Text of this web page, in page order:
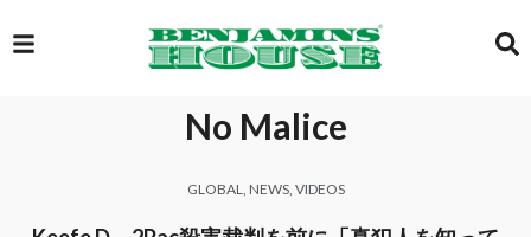
EXCLUSIVE
No Malice
GLOBAL NEWS, VIDEOS